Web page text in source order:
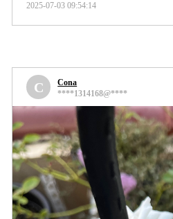
2025-07-03 09:54:14
C
Cona
****1314168@****